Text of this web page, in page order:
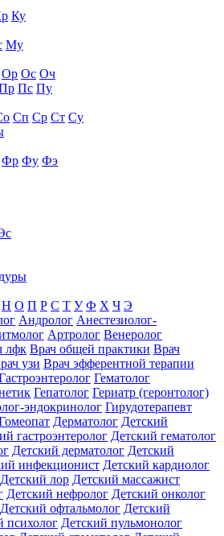
Ку
Му
Ор Ос Оч
Пс Пу
Сп Ср Ст Су
Фр Фу Фэ
Н О П Р С Т У Ф Х Ч Э
Андролог Анестезиолог-
Артролог Венеролог
лфк Врач общей практики Врач
узи Врач эфферентной терапии
Гематолог
Гепатолог Гериатр (геронтолог)
эндокринолог Гирудотерапевт
Дерматолог Детский
гастроэнтеролог Детский гематолог
Детский дерматолог Детский
инфекционист Детский кардиолог
Детский лор Детский массажист
Детский нефролог Детский онколог
Детский офтальмолог Детский
психолог Детский пульмонолог